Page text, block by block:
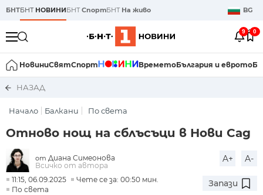
БНТБНТ НОВИНИБНТСпортБНТ На живо BG
9 0
НовиниСвятСпорт ВреметоБългария и еврото
НАЗАД
Начало Балкани По света
Отново нощ на сблъсъци в Нови Сад
от Диана Симеонова
Всичко от автора
A+ A-
11:15, 06.09.2025
Чете се за: 00:50 мин.
По света
Запази